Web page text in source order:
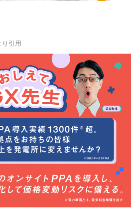
引用